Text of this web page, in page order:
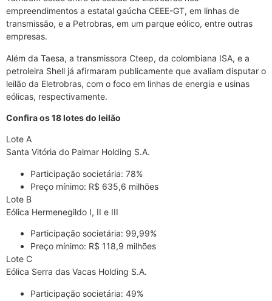
empreendimentos a estatal gaúcha CEEE-GT, em linhas de
transmissão, e a Petrobras, em um parque eólico, entre outras
empresas.
Além da Taesa, a transmissora Cteep, da colombiana ISA, e a
petroleira Shell já afirmaram publicamente que avaliam disputar o
leilão da Eletrobras, com o foco em linhas de energia e usinas
eólicas, respectivamente.
Confira os 18 lotes do leilão
Lote A
Santa Vitória do Palmar Holding S.A.
Participação societária: 78%
Preço mínimo: R$ 635,6 milhões
Lote B
Eólica Hermenegildo I, II e III
Participação societária: 99,99%
Preço mínimo: R$ 118,9 milhões
Lote C
Eólica Serra das Vacas Holding S.A.
Participação societária: 49%